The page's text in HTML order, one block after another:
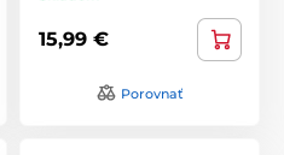
15,99 €
Porovnať